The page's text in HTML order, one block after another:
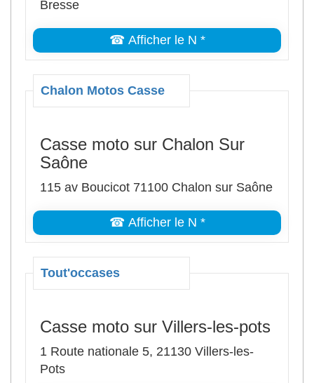
Bresse
☎ Afficher le N *
Chalon Motos Casse
Casse moto sur Chalon Sur
Saône
115 av Boucicot 71100 Chalon sur Saône
☎ Afficher le N *
Tout'occases
Casse moto sur Villers-les-pots
1 Route nationale 5, 21130 Villers-les-
Pots